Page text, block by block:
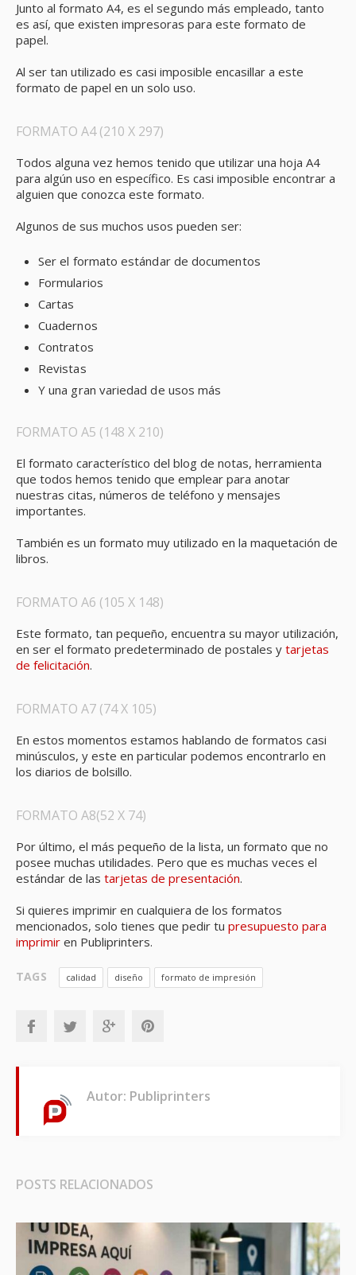
Junto al formato A4, es el segundo más empleado, tanto
es así, que existen impresoras para este formato de
papel.
Al ser tan utilizado es casi imposible encasillar a este
formato de papel en un solo uso.
FORMATO A4 (210 X 297)
Todos alguna vez hemos tenido que utilizar una hoja A4
para algún uso en específico. Es casi imposible encontrar a
alguien que conozca este formato.
Algunos de sus muchos usos pueden ser:
Ser el formato estándar de documentos
Formularios
Cartas
Cuadernos
Contratos
Revistas
Y una gran variedad de usos más
FORMATO A5 (148 X 210)
El formato característico del blog de notas, herramienta
que todos hemos tenido que emplear para anotar
nuestras citas, números de teléfono y mensajes
importantes.
También es un formato muy utilizado en la maquetación de
libros.
FORMATO A6 (105 X 148)
Este formato, tan pequeño, encuentra su mayor utilización,
en ser el formato predeterminado de postales y tarjetas
de felicitación.
FORMATO A7 (74 X 105)
En estos momentos estamos hablando de formatos casi
minúsculos, y este en particular podemos encontrarlo en
los diarios de bolsillo.
FORMATO A8(52 X 74)
Por último, el más pequeño de la lista, un formato que no
posee muchas utilidades. Pero que es muchas veces el
estándar de las tarjetas de presentación.
Si quieres imprimir en cualquiera de los formatos
mencionados, solo tienes que pedir tu presupuesto para
imprimir en Publiprinters.
TAGS calidad diseño formato de impresión
Autor: Publiprinters
POSTS RELACIONADOS